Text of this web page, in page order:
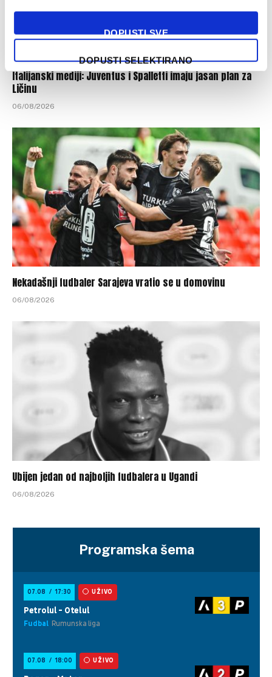
DOPUSTI SVE
DOPUSTI SELEKTIRANO
Italijanski mediji: Juventus i Spalletti imaju jasan plan za
Ličinu
06/08/2026
Nekadašnji fudbaler Sarajeva vratio se u domovinu
06/08/2026
Ubijen jedan od najboljih fudbalera u Ugandi
06/08/2026
Programska šema